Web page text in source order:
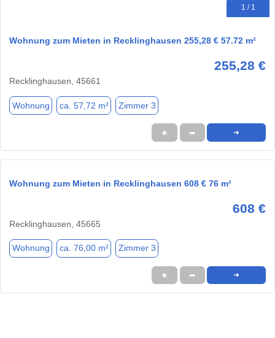
1 / 1
Wohnung zum Mieten in Recklinghausen 255,28 € 57.72 m²
255,28 €
Recklinghausen, 45661
Wohnung ca. 57,72 m² Zimmer 3
★ ➦ ➜
Wohnung zum Mieten in Recklinghausen 608 € 76 m²
608 €
Recklinghausen, 45665
Wohnung ca. 76,00 m² Zimmer 3
★ ➦ ➜